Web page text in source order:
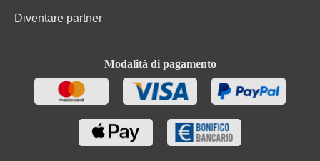
Diventare partner
Modalità di pagamento